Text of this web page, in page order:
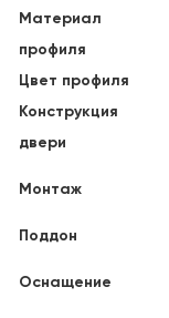
Материал
профиля
Цвет профиля
Конструкция
двери
Монтаж
Поддон
Оснащение